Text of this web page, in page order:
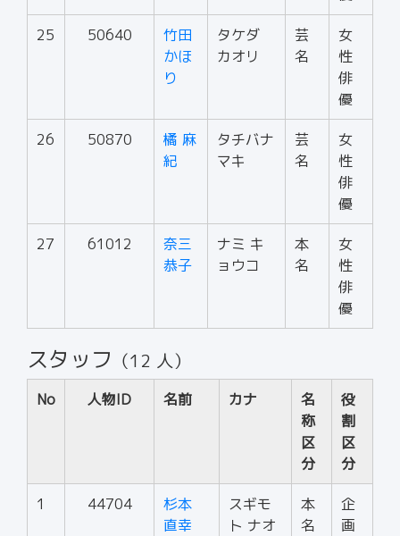
25 50640
竹田
かほ
り
タケダ
カオリ
芸
名
女
性
俳
優
26 50870
橘 麻
紀
タチバナ
マキ
芸
名
女
性
俳
優
27 61012
奈三
恭子
ナミ キ
ョウコ
本
名
女
性
俳
優
スタッフ （12 人）
No 人物ID 名前 カナ
名
称
区
分
役
割
区
分
1 44704
杉本
直幸
スギモ
ト ナオ
本
名
企
画